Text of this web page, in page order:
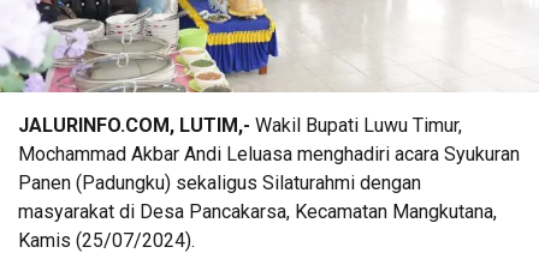
JALURINFO.COM, LUTIM,- Wakil Bupati Luwu Timur,
Mochammad Akbar Andi Leluasa menghadiri acara Syukuran
Panen (Padungku) sekaligus Silaturahmi dengan
masyarakat di Desa Pancakarsa, Kecamatan Mangkutana,
Kamis (25/07/2024).